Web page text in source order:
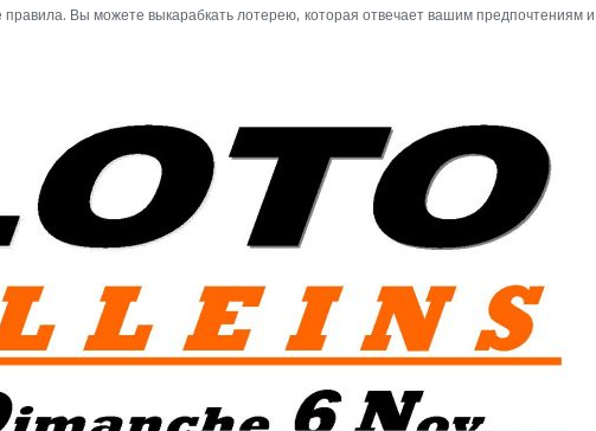
Вы можете выкарабкать лотерею, которая отвечает вашим предпочтениям и